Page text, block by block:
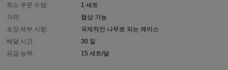
최소 주문 수량:
1 세트
가격:
협상 가능
포장 세부 사항:
국제적인 나무로 되는 케이스
배달 시간:
30 일
공급 능력:
15 세트/달